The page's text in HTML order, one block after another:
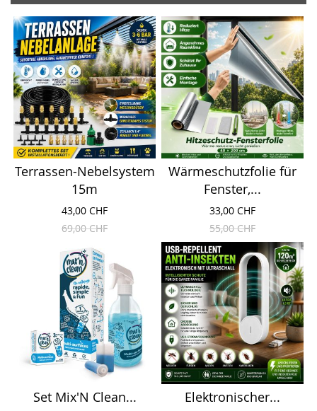
Terrassen-Nebelsystem
15m
43,00 CHF
69,00 CHF
Wärmeschutzfolie für
Fenster,...
33,00 CHF
55,00 CHF
Set Mix'N Clean... Elektronischer...